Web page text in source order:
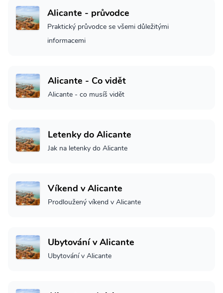
Alicante - průvodce
Praktický průvodce se všemi důležitými
informacemi
Alicante - Co vidět
Alicante - co musíš vidět
Letenky do Alicante
Jak na letenky do Alicante
Víkend v Alicante
Prodloužený víkend v Alicante
Ubytování v Alicante
Ubytování v Alicante